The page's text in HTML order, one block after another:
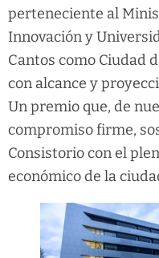
perteneciente al
Innovación y
Cantos como Ciudad
con alcance y
Un premio que, de
compromiso firme,
Consistorio con el
económico de la